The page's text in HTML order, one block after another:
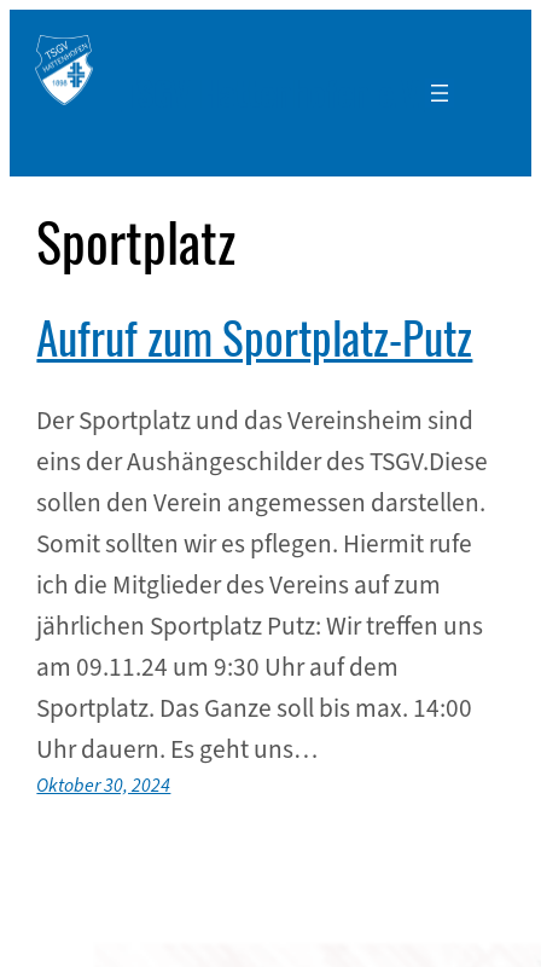
Zum
Inhalt
springen
Sportplatz
Aufruf zum Sportplatz-Putz
Der Sportplatz und das Vereinsheim sind
eins der Aushängeschilder des TSGV.Diese
sollen den Verein angemessen darstellen.
Somit sollten wir es pflegen. Hiermit rufe
ich die Mitglieder des Vereins auf zum
jährlichen Sportplatz Putz: Wir treffen uns
am 09.11.24 um 9:30 Uhr auf dem
Sportplatz. Das Ganze soll bis max. 14:00
Uhr dauern. Es geht uns…
Oktober 30, 2024